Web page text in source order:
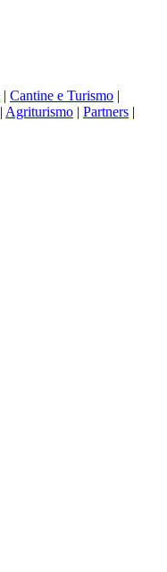
| Cantine e Turismo |
| Agriturismo | Partners |